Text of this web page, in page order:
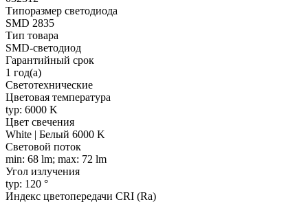
Типоразмер светодиода
SMD 2835
Тип товара
SMD-светодиод
Гарантийный срок
1 год(а)
Светотехнические
Цветовая температура
typ: 6000 K
Цвет свечения
White | Белый 6000 K
Световой поток
min: 68 lm; max: 72 lm
Угол излучения
typ: 120 °
Индекс цветопередачи CRI (Ra)